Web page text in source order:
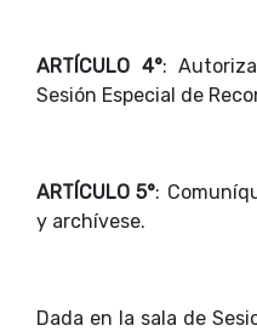
ARTÍCULO 4°:
Sesión Especial de
ARTÍCULO 5°:
y archívese.
Dada en la sala de